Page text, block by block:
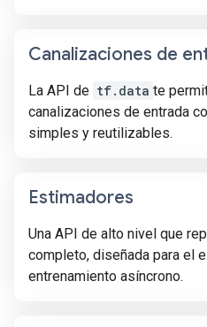
Canalizaciones de
La API de tf.data te
canalizaciones de entrada
simples y reutilizables.
Estimadores
Una API de alto nivel que
completo, diseñada para el
entrenamiento asíncrono.